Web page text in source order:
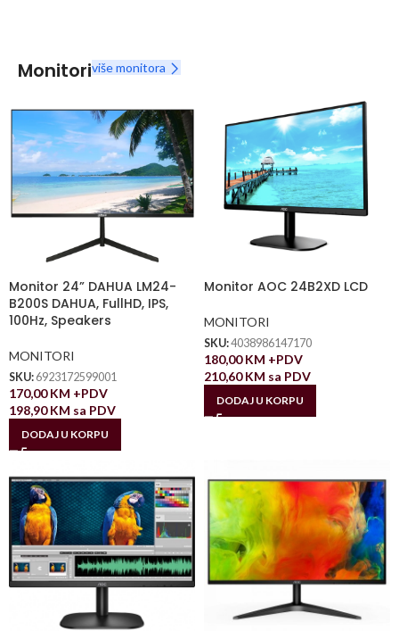
Monitoriviše monitora
Monitor 24” DAHUA LM24-
B200S DAHUA, FullHD, IPS,
100Hz, Speakers
MONITORI
SKU: 6923172599001
170,00KM +PDV
198,90KM sa PDV
DODAJ U KORPU
Monitor AOC 24B2XD LCD
MONITORI
SKU:4038986147170
180,00KM +PDV
210,60KM sa PDV
DODAJ U KORPU